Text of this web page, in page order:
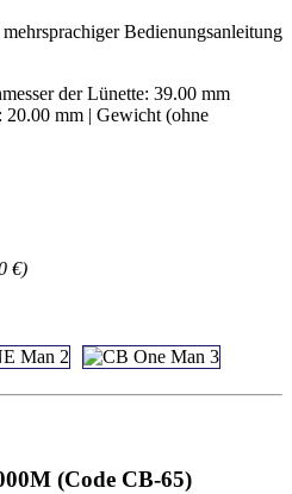
Bedienungsanleitung
der Lünette: 39.00 mm
20.00 mm | Gewicht (ohne
€)
(Code CB-65)